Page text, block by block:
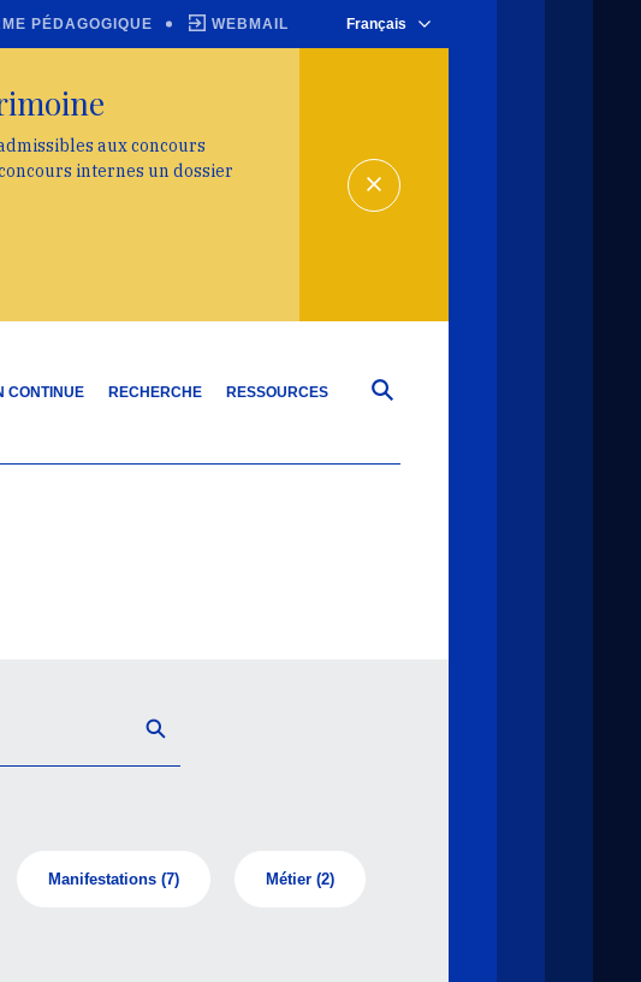
CONTINUE RECHERCHE RESSOURCES
PÉDAGOGIQUE WEBMAIL Français
aux concours
internes un dossier
Manifestations (7) Métier (2)